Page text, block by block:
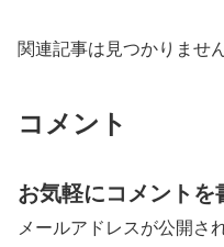
関連記事は見つかりませ
コメント
お気軽にコメントを
メールアドレスが公開さ